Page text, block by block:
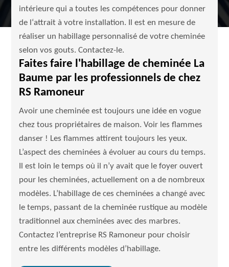
intérieure qui a toutes les compétences pour donner
de l‘attrait à votre installation. Il est en mesure de
réaliser un habillage personnalisé de votre cheminée
selon vos gouts. Contactez-le.
Faites faire l'habillage de cheminée La
Baume par les professionnels de chez
RS Ramoneur
Avoir une cheminée est toujours une idée en vogue
chez tous propriétaires de maison. Voir les flammes
danser ! Les flammes attirent toujours les yeux.
L’aspect des cheminées à évoluer au cours du temps.
Il est loin le temps où il n’y avait que le foyer ouvert
pour les cheminées, actuellement on a de nombreux
modèles. L’habillage de ces cheminées a changé avec
le temps, passant de la cheminée rustique au modèle
traditionnel aux cheminées avec des marbres.
Contactez l’entreprise RS Ramoneur pour choisir
entre les différents modèles d’habillage.